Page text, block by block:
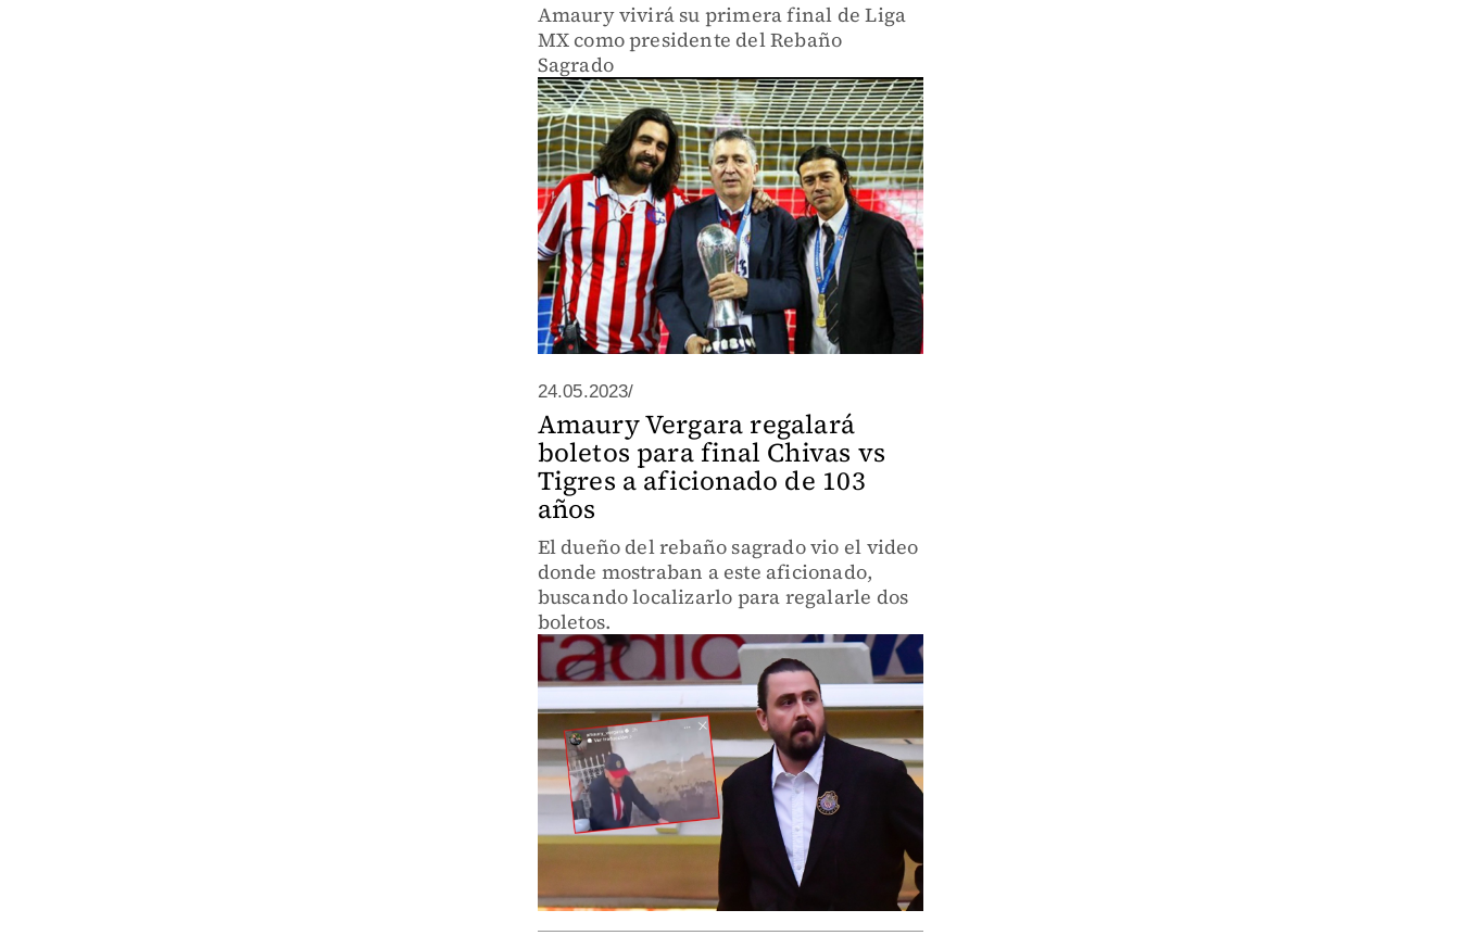
Amaury vivirá su primera final de Liga
MX como presidente del Rebaño
Sagrado
24.05.2023/
Amaury Vergara regalará
boletos para final Chivas vs
Tigres a aficionado de 103
años
El dueño del rebaño sagrado vio el video
donde mostraban a este aficionado,
buscando localizarlo para regalarle dos
boletos.